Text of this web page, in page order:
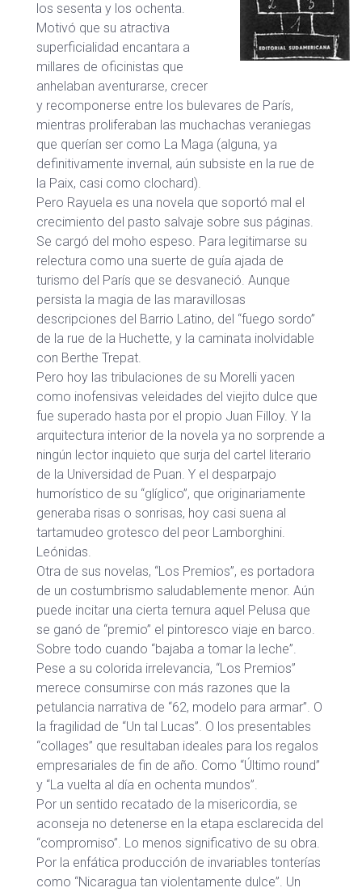
los sesenta y los ochenta.
Motivó que su atractiva
superficialidad encantara a
millares de oficinistas que
anhelaban aventurarse, crecer
y recomponerse entre los bulevares de París,
mientras proliferaban las muchachas veraniegas
que querían ser como La Maga (alguna, ya
definitivamente invernal, aún subsiste en la rue de
la Paix, casi como clochard).
Pero Rayuela es una novela que soportó mal el
crecimiento del pasto salvaje sobre sus páginas.
Se cargó del moho espeso. Para legitimarse su
relectura como una suerte de guía ajada de
turismo del París que se desvaneció. Aunque
persista la magia de las maravillosas
descripciones del Barrio Latino, del “fuego sordo”
de la rue de la Huchette, y la caminata inolvidable
con Berthe Trepat.
Pero hoy las tribulaciones de su Morelli yacen
como inofensivas veleidades del viejito dulce que
fue superado hasta por el propio Juan Filloy. Y la
arquitectura interior de la novela ya no sorprende a
ningún lector inquieto que surja del cartel literario
de la Universidad de Puan. Y el desparpajo
humorístico de su “glíglico”, que originariamente
generaba risas o sonrisas, hoy casi suena al
tartamudeo grotesco del peor Lamborghini.
Leónidas.
Otra de sus novelas, “Los Premios”, es portadora
de un costumbrismo saludablemente menor. Aún
puede incitar una cierta ternura aquel Pelusa que
se ganó de “premio” el pintoresco viaje en barco.
Sobre todo cuando “bajaba a tomar la leche”.
Pese a su colorida irrelevancia, “Los Premios”
merece consumirse con más razones que la
petulancia narrativa de “62, modelo para armar”. O
la fragilidad de “Un tal Lucas”. O los presentables
“collages” que resultaban ideales para los regalos
empresariales de fin de año. Como “Último round”
y “La vuelta al día en ochenta mundos”.
Por un sentido recatado de la misericordia, se
aconseja no detenerse en la etapa esclarecida del
“compromiso”. Lo menos significativo de su obra.
Por la enfática producción de invariables tonterías
como “Nicaragua tan violentamente dulce”. Un